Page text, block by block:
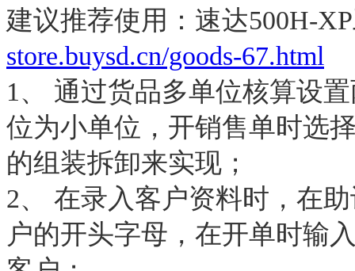
建议推荐使用：速达500H-
store.buysd.cn/goods-67.html
1、 通过货品多单位核算设
位为小单位，开销售单时选
的组装拆卸来实现；
2、 在录入客户资料时，在
户的开头字母，在开单时输